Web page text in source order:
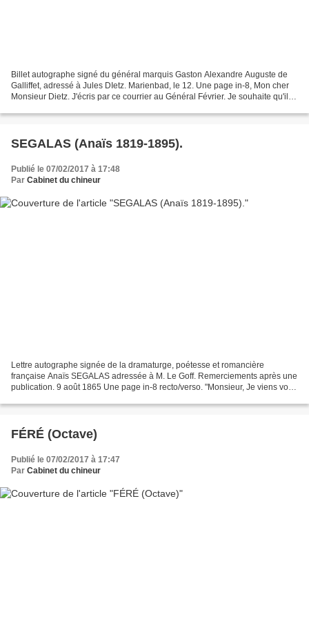
Billet autographe signé du général marquis Gaston Alexandre Auguste de
Galliffet, adressé à Jules DIetz. Marienbad, le 12. Une page in-8, Mon cher
Monsieur Dietz. J'écris par ce courrier au Général Février. Je souhaite qu'il
SEGALAS (Anaïs 1819-1895).
Publié le 07/02/2017 à 17:48
Par Cabinet du chineur
Lettre autographe signée de la dramaturge, poétesse et romancière
française Anaïs SEGALAS adressée à M. Le Goff. Remerciements après une
publication. 9 août 1865 Une page in-8 recto/verso. "Monsieur, Je viens vous
FÉRÉ (Octave)
Publié le 07/02/2017 à 17:47
Par Cabinet du chineur